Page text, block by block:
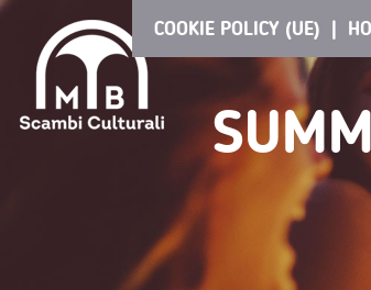
COOKIE POLICY (UE)